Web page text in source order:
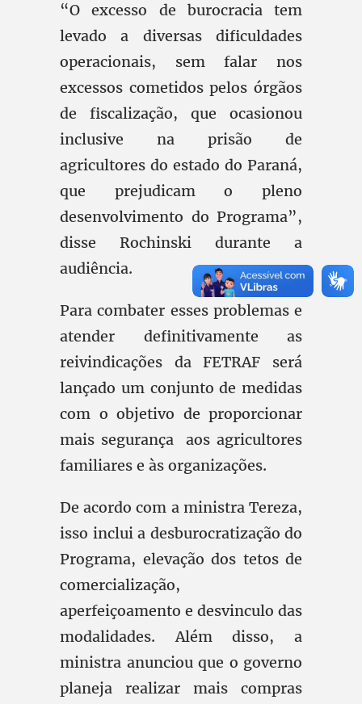
“O excesso de burocracia tem
levado a diversas dificuldades
operacionais, sem falar nos
excessos cometidos pelos órgãos
de fiscalização, que ocasionou
inclusive na prisão de
agricultores do estado do Paraná,
que prejudicam o pleno
desenvolvimento do Programa”,
disse Rochinski durante a
audiência.
Para combater esses problemas e
atender definitivamente as
reivindicações da FETRAF será
lançado um conjunto de medidas
com o objetivo de proporcionar
mais segurança aos agricultores
familiares e às organizações.
De acordo com a ministra Tereza,
isso inclui a desburocratização do
Programa, elevação dos tetos de
comercialização,
aperfeiçoamento e desvinculo das
modalidades. Além disso, a
ministra anunciou que o governo
planeja realizar mais compras